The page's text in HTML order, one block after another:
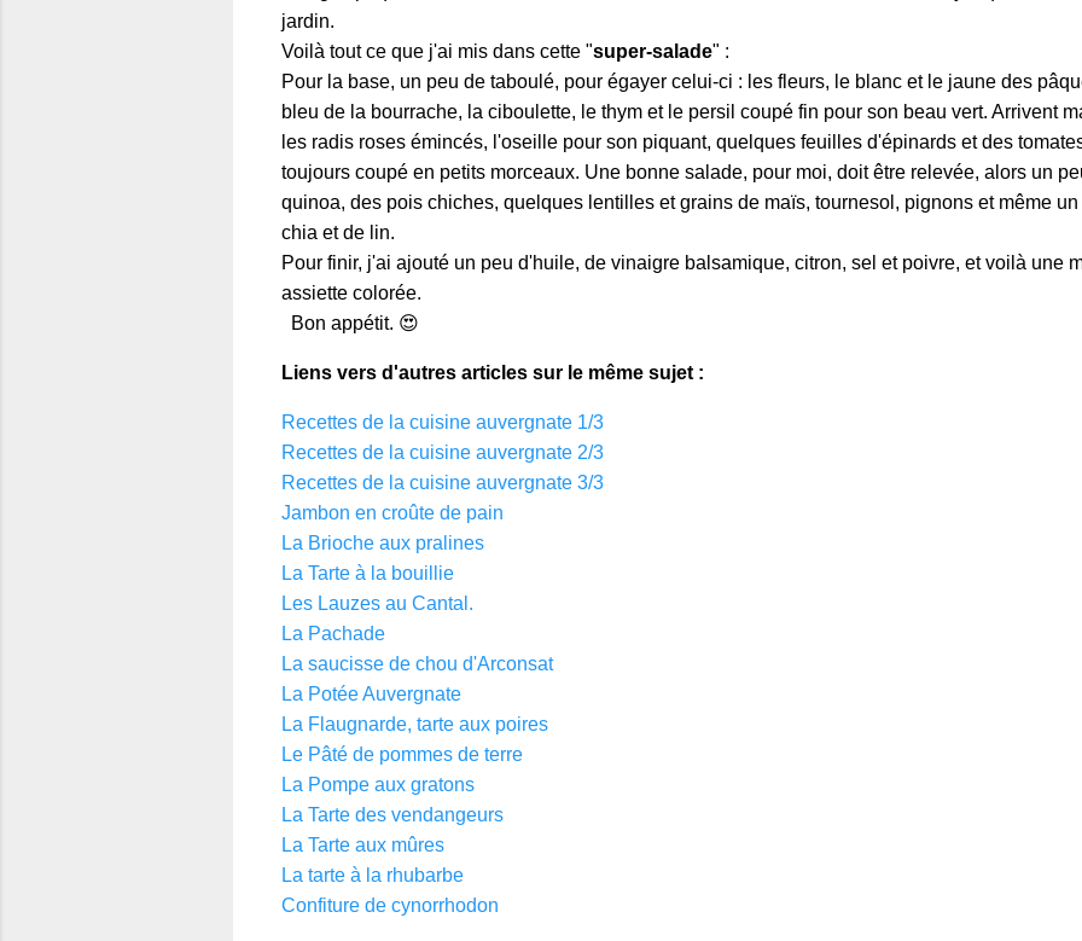
jardin.
Voilà tout ce que j'ai mis dans cette "super-salade" :
Pour la base, un peu de taboulé, pour égayer celui-ci : les fleurs, le blanc et le jaune des
bleu de la bourrache, la ciboulette, le thym et le persil coupé fin pour son beau vert. Arrivent
les radis roses émincés, l'oseille pour son piquant, quelques feuilles d'épinards et des
toujours coupé en petits morceaux. Une bonne salade, pour moi, doit être relevée, alors un
quinoa, des pois chiches, quelques lentilles et grains de maïs, tournesol, pignons et même
chia et de lin.
Pour finir, j'ai ajouté un peu d'huile, de vinaigre balsamique, citron, sel et poivre, et voilà une
assiette colorée.
Bon appétit. 😍
Liens vers d'autres articles sur le même sujet :
Recettes de la cuisine auvergnate 1/3
Recettes de la cuisine auvergnate 2/3
Recettes de la cuisine auvergnate 3/3
Jambon en croûte de pain
La Brioche aux pralines
La Tarte à la bouillie
Les Lauzes au Cantal.
La Pachade
La saucisse de chou d'Arconsat
La Potée Auvergnate
La Flaugnarde, tarte aux poires
Le Pâté de pommes de terre
La Pompe aux gratons
La Tarte des vendangeurs
La Tarte aux mûres
La tarte à la rhubarbe
Confiture de cynorrhodon